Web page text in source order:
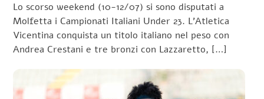
Lo scorso weekend (10-12/07) si sono disputati a
Molfetta i Campionati Italiani Under 23. L’Atletica
Vicentina conquista un titolo italiano nel peso con
Andrea Crestani e tre bronzi con Lazzaretto, […]